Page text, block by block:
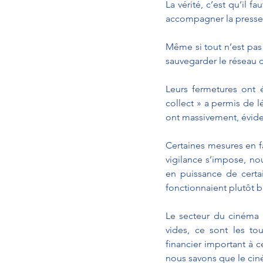
La vérité, c’est qu’il
accompagner la
Même si tout n’est
sauvegarder le réseau
Leurs fermetures
collect » a permis de
ont massivement,
Certaines mesures en
vigilance s’impose,
en puissance de
fonctionnaient plutôt
Le secteur du
vides, ce sont les
financier important à
nous savons que le